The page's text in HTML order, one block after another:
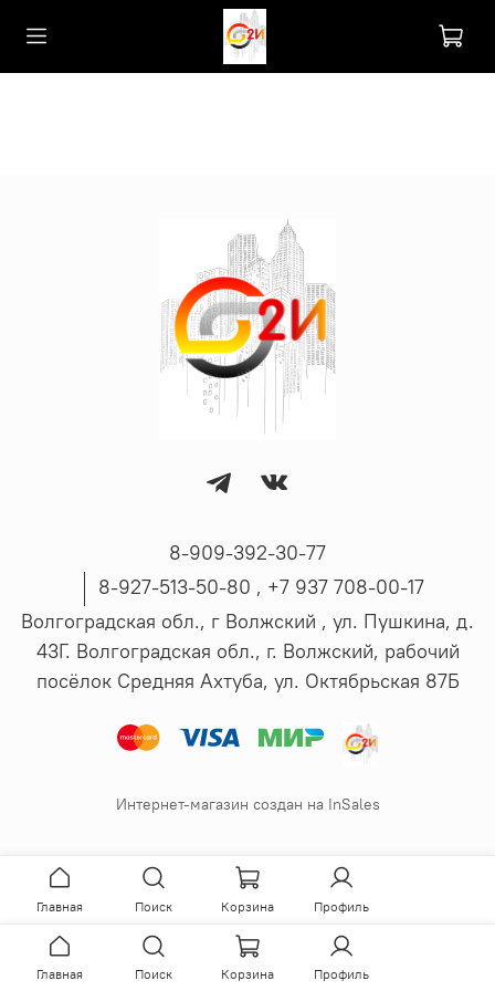
8-909-392-30-77
8-927-513-50-80 , ‪+7 937 708-00-17
Волгоградская обл., г Волжский , ул. Пушкина, д.
43Г. Волгоградская обл., г. Волжский, рабочий
посёлок Средняя Ахтуба, ул. Октябрьская 87Б
Интернет-магазин создан на InSales
Главная Поиск Корзина Профиль
Главная Поиск Корзина Профиль